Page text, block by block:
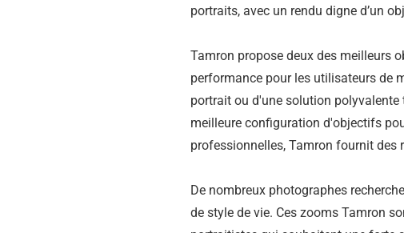
portraits, avec un rendu digne d’un
Tamron propose deux des meilleurs
performance pour les utilisateurs de
portrait ou d'une solution polyvalente
meilleure configuration d'objectifs
professionnelles, Tamron fournit des
De nombreux photographes
de style de vie. Ces zooms Tamron